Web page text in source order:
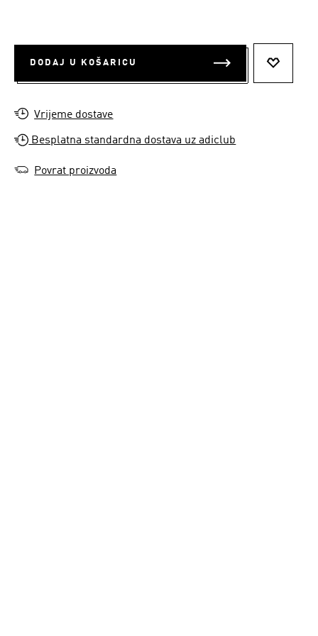
DODAJ U KOŠARICU
Vrijeme dostave
Besplatna standardna dostava uz adiclub
Povrat proizvoda